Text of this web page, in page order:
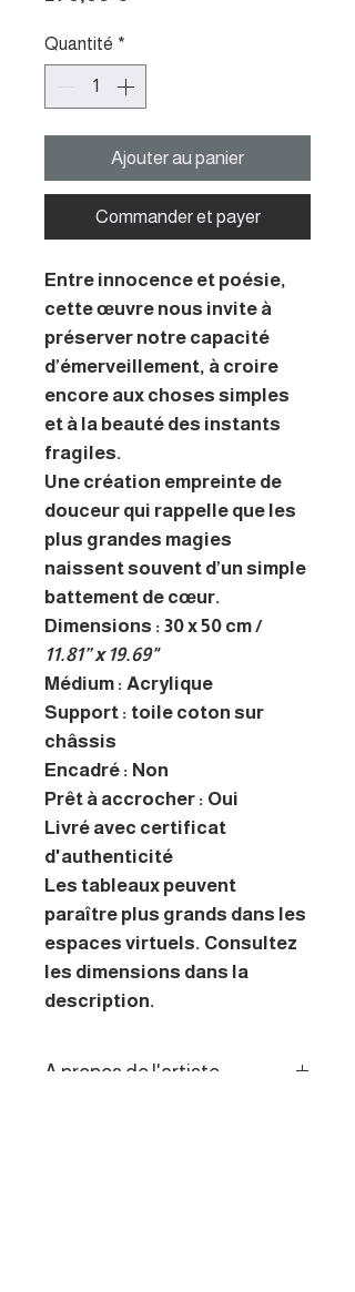
Quantité *
Ajouter au panier
Commander et payer
Entre innocence et poésie,
cette œuvre nous invite à
préserver notre capacité
d’émerveillement, à croire
encore aux choses simples
et à la beauté des instants
fragiles.
Une création empreinte de
douceur qui rappelle que les
plus grandes magies
naissent souvent d’un simple
battement de cœur.
Dimensions : 30 x 50 cm /
11.81” x 19.69"
Médium : Acrylique
Support : toile coton sur
châssis
Encadré : Non
Prêt à accrocher : Oui
Livré avec certificat
d'authenticité
Les tableaux peuvent
paraître plus grands dans les
espaces virtuels. Consultez
les dimensions dans la
description.
A propos de l'artiste